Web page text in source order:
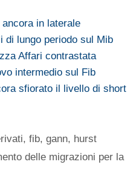
in laterale
di lungo periodo sul Mib
Affari contrastata
intermedio sul Fib
sfiorato il livello di short
,fib,gann, hurst
delle migrazioni per la